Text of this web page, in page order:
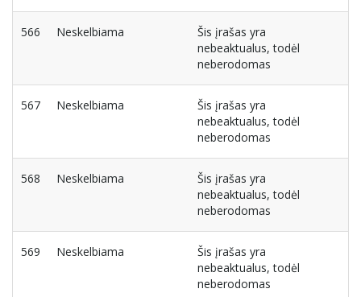
566 Neskelbiama
Šis įrašas yra
nebeaktualus, todėl
neberodomas
567 Neskelbiama
Šis įrašas yra
nebeaktualus, todėl
neberodomas
568 Neskelbiama
Šis įrašas yra
nebeaktualus, todėl
neberodomas
569 Neskelbiama
Šis įrašas yra
nebeaktualus, todėl
neberodomas